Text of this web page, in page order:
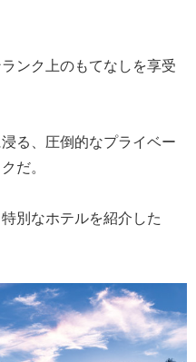
ンク上のもてなしを享受
る、圧倒的なプライベー
だ。
別なホテルを紹介した